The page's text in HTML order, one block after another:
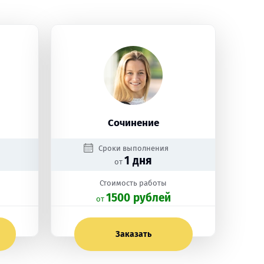
Сочинение
Сроки выполнения
от 1 дня
Стоимость работы
oт 1500 рублей
Заказать